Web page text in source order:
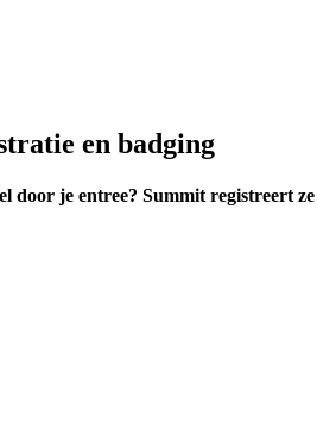
en badging
door je entree? Summit registreert